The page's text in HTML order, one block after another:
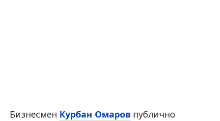
Бизнесмен Курбан Омаров публично